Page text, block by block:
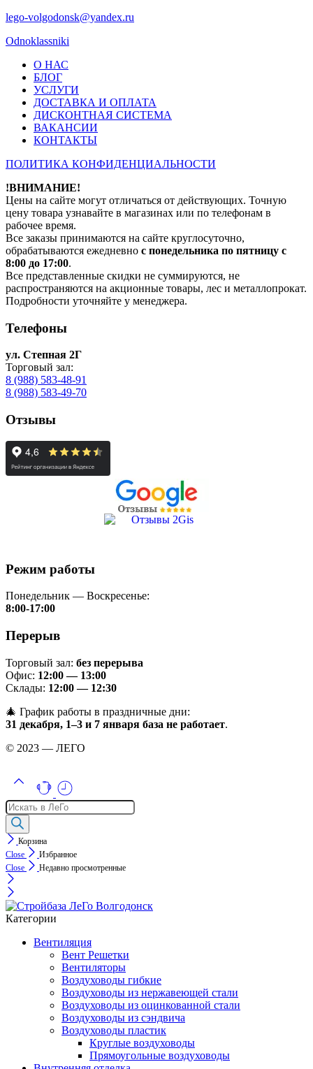
lego-volgodonsk@yandex.ru
Odnoklassniki
О НАС
БЛОГ
УСЛУГИ
ДОСТАВКА И ОПЛАТА
ДИСКОНТНАЯ СИСТЕМА
ВАКАНСИИ
КОНТАКТЫ
ПОЛИТИКА КОНФИДЕНЦИАЛЬНОСТИ
!ВНИМАНИЕ!
Цены на сайте могут отличаться от действующих. Точную
цену товара узнавайте в магазинах или по телефонам в
рабочее время.
Все заказы принимаются на сайте круглосуточно,
обрабатываются ежедневно с понедельника по пятницу с
8:00 до 17:00.
Все представленные скидки не суммируются, не
распространяются на акционные товары, лес и металлопрокат.
Подробности уточняйте у менеджера.
Телефоны
ул. Степная 2Г
Торговый зал:
8 (988) 583-48-91
8 (988) 583-49-70
Отзывы
Режим работы
Понедельник — Воскресенье:
8:00-17:00
Перерыв
Торговый зал: без перерыва
Офис: 12:00 — 13:00
Склады: 12:00 — 12:30
🎄 График работы в праздничные дни:
31 декабря, 1–3 и 7 января база не работает.
© 2023 — ЛЕГО
Поиск
товаров
Корзина
Close
Избранное
Close
Недавно просмотренные
Категории
Вентиляция
Вент Решетки
Вентиляторы
Воздуховоды гибкие
Воздуховоды из нержавеющей стали
Воздуховоды из оцинкованной стали
Воздуховоды из сэндвича
Воздуховоды пластик
Круглые воздуховоды
Прямоугольные воздуховоды